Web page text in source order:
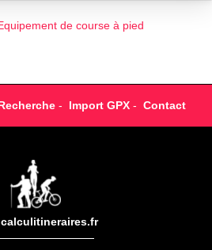
- Import GPX- Contact